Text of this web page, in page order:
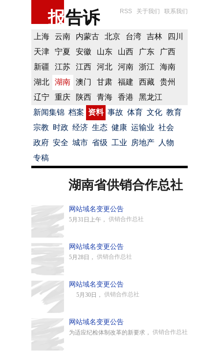
报告诉 RSS 关于我们 联系我们
上海 云南 内蒙古 北京 台湾 吉林
四川
天津
宁夏 安徽 山东 山西 广东
广西
新疆
江苏 江西 河北 河南 浙江
海南
湖北
湖南 澳门 甘肃 福建 西藏
贵州
辽宁
重庆 陕西 青海 香港
黑龙江
新闻集锦 档案 资料 事故 体育 文化 教育
宗教 时政 经济 生态 健康 运输业 社会
政府 安全 城市 省级 工业 房地产
人物
专稿
湖南省供销合作总社
网站域名变更公告
5月31日上午， 供销合作总社
网站域名变更公告
5月28日， 供销合作总社
网站域名变更公告
5月30日， 供销合作总社
网站域名变更公告
为适应纪检体制改革的新要求， 供销合作总社